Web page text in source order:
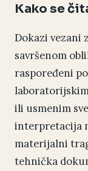
Kako se
Dokazi vezani
savršenom
raspoređeni
ili usmenim
interpretacija
materijalni
tehnička